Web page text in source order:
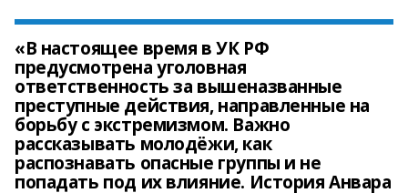
«В настоящее время в УК РФ
предусмотрена уголовная
ответственность за вышеназванные
преступные действия, направленные на
борьбу с экстремизмом. Важно
рассказывать молодёжи, как
распознавать опасные группы и не
попадать под их влияние. История Анвара